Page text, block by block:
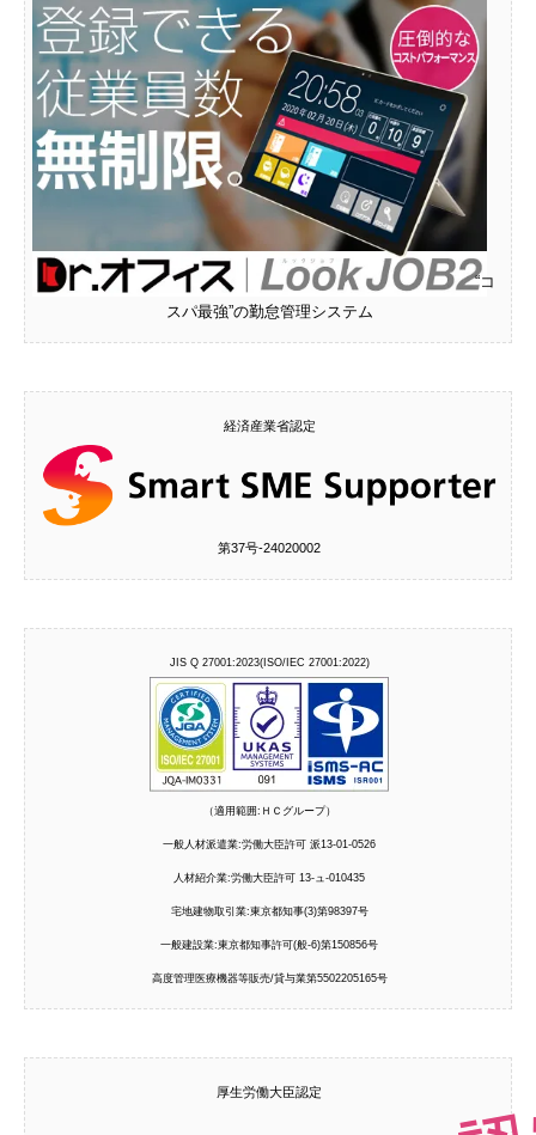
“コ
スパ最強”の勤怠管理システム
経済産業省認定
第37号‐24020002
JIS Q 27001:2023(ISO/IEC 27001:2022)
（適用範囲:ＨＣグループ）
一般人材派遣業:労働大臣許可 派13-01-0526
人材紹介業:労働大臣許可 13-ュ-010435
宅地建物取引業:東京都知事(3)第98397号
一般建設業:東京都知事許可(般-6)第150856号
高度管理医療機器等販売/貸与業第5502205165号
厚生労働大臣認定